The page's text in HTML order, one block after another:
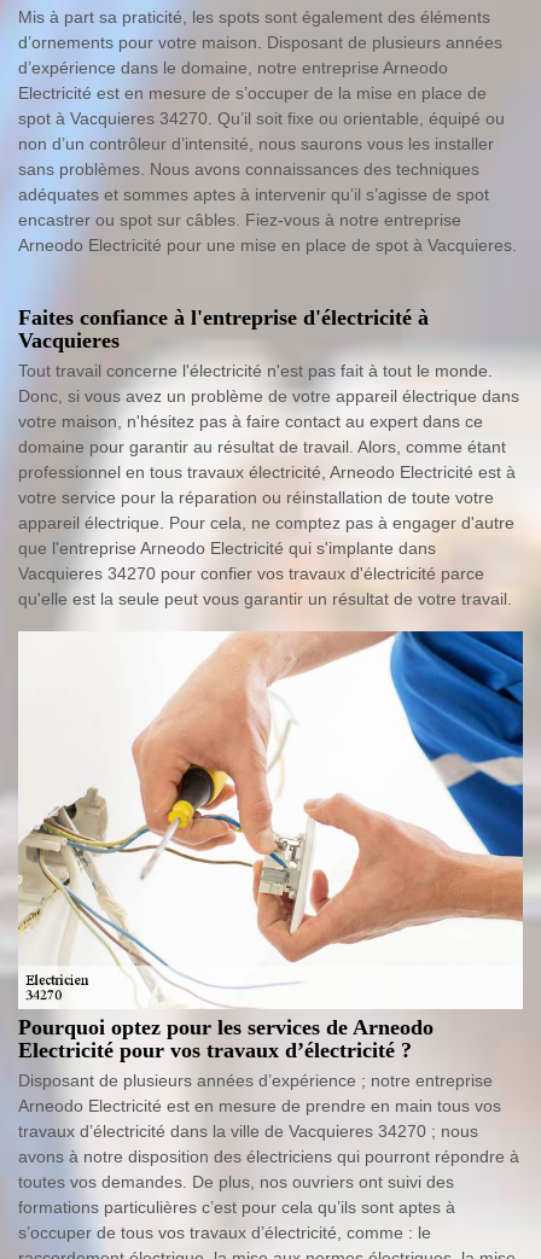
Mis à part sa praticité, les spots sont également des éléments
d’ornements pour votre maison. Disposant de plusieurs années
d’expérience dans le domaine, notre entreprise Arneodo
Electricité est en mesure de s’occuper de la mise en place de
spot à Vacquieres 34270. Qu’il soit fixe ou orientable, équipé ou
non d’un contrôleur d’intensité, nous saurons vous les installer
sans problèmes. Nous avons connaissances des techniques
adéquates et sommes aptes à intervenir qu’il s’agisse de spot
encastrer ou spot sur câbles. Fiez-vous à notre entreprise
Arneodo Electricité pour une mise en place de spot à Vacquieres.
Faites confiance à l'entreprise d'électricité à
Vacquieres
Tout travail concerne l'électricité n'est pas fait à tout le monde.
Donc, si vous avez un problème de votre appareil électrique dans
votre maison, n'hésitez pas à faire contact au expert dans ce
domaine pour garantir au résultat de travail. Alors, comme étant
professionnel en tous travaux électricité, Arneodo Electricité est à
votre service pour la réparation ou réinstallation de toute votre
appareil électrique. Pour cela, ne comptez pas à engager d'autre
que l'entreprise Arneodo Electricité qui s'implante dans
Vacquieres 34270 pour confier vos travaux d'électricité parce
qu'elle est la seule peut vous garantir un résultat de votre travail.
Pourquoi optez pour les services de Arneodo
Electricité pour vos travaux d’électricité ?
Disposant de plusieurs années d’expérience ; notre entreprise
Arneodo Electricité est en mesure de prendre en main tous vos
travaux d’électricité dans la ville de Vacquieres 34270 ; nous
avons à notre disposition des électriciens qui pourront répondre à
toutes vos demandes. De plus, nos ouvriers ont suivi des
formations particulières c’est pour cela qu’ils sont aptes à
s’occuper de tous vos travaux d’électricité, comme : le